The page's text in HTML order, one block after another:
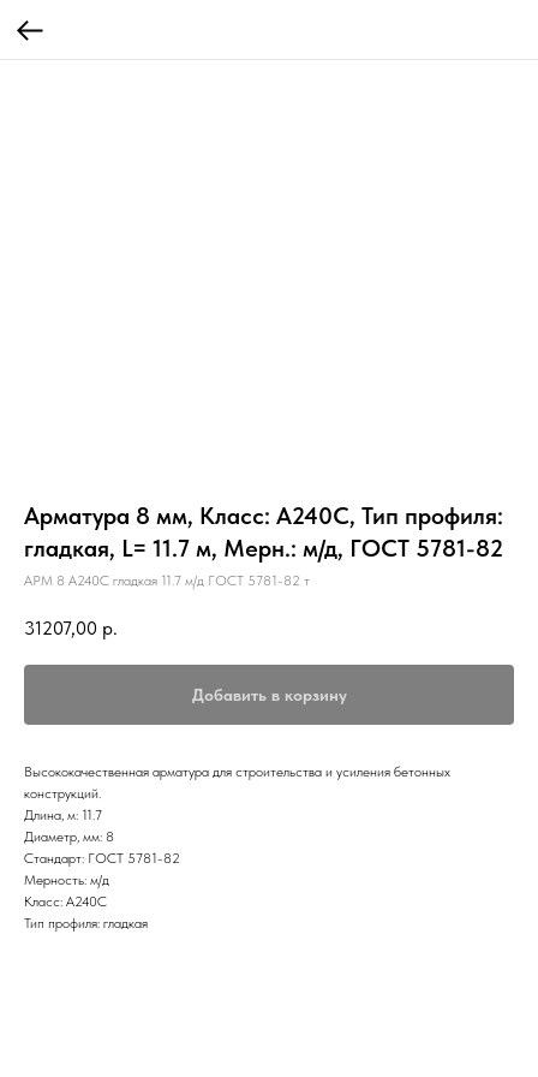
Арматура 8 мм, Класс: А240С, Тип профиля:
гладкая, L= 11.7 м, Мерн.: м/д, ГОСТ 5781-82
АРМ 8 А240С гладкая 11.7 м/д ГОСТ 5781-82 т
31207,00 р.
Добавить в корзину
Высококачественная арматура для строительства и усиления бетонных
конструкций.
Длина, м: 11.7
Диаметр, мм: 8
Стандарт: ГОСТ 5781-82
Мерность: м/д
Класс: А240С
Тип профиля: гладкая